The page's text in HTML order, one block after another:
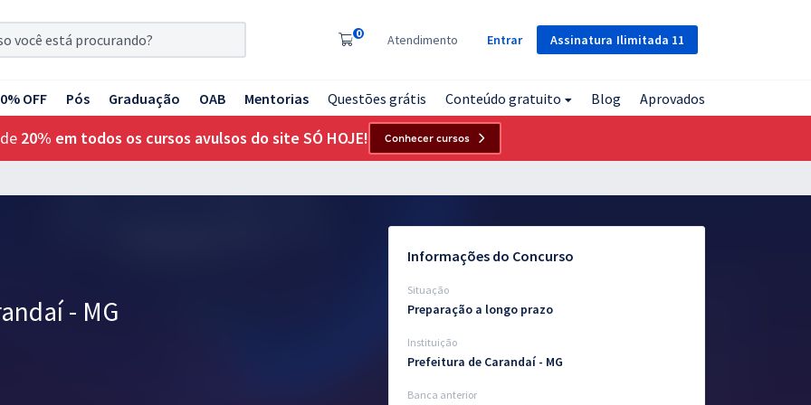
Assinatura Ilimitada 11
0 Atendimento Entrar
OFF Pós Graduação OAB Mentorias Questões grátis Conteúdo gratuito Blog Aprovados
20% em todos os cursos avulsos do site SÓ HOJE! Conhecer cursos
- MG
Informações do Concurso
Situação
Preparação a longo prazo
Instituição
Prefeitura de Carandaí - MG
Banca anterior